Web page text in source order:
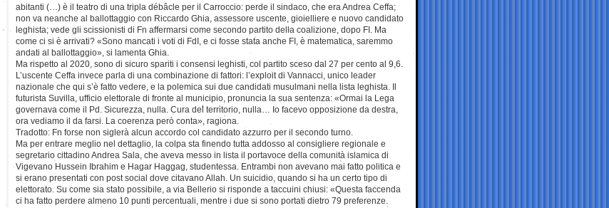
abitanti (…) è il teatro di una tripla débâcle per il Carroccio: perde il sindaco, che era Andrea Ceffa;
non va neanche al ballottaggio con Riccardo Ghia, assessore uscente, gioielliere e nuovo candidato
leghista; vede gli scissionisti di Fn affermarsi come secondo partito della coalizione, dopo FI. Ma
come ci si è arrivati? «Sono mancati i voti di FdI, e ci fosse stata anche FI, è matematica, saremmo
andati al ballottaggio», si lamenta Ghia.
Ma rispetto al 2020, sono di sicuro spariti i consensi leghisti, col partito sceso dal 27 per cento al 9,6.
L’uscente Ceffa invece parla di una combinazione di fattori: l’exploit di Vannacci, unico leader
nazionale che qui s’è fatto vedere, e la polemica sui due candidati musulmani nella lista leghista. Il
futurista Suvilla, ufficio elettorale di fronte al municipio, pronuncia la sua sentenza: «Ormai la Lega
governava come il Pd. Sicurezza, nulla. Cura del territorio, nulla… Io facevo opposizione da destra,
ora vediamo il da farsi. La coerenza però conta», ragiona.
Tradotto: Fn forse non siglerà alcun accordo col candidato azzurro per il secondo turno.
Ma per entrare meglio nel dettaglio, la colpa sta finendo tutta addosso al consigliere regionale e
segretario cittadino Andrea Sala, che aveva messo in lista il portavoce della comunità islamica di
Vigevano Hussein Ibrahim e Hagar Haggag, studentessa. Entrambi non avevano mai fatto politica e
si erano presentati con post social dove citavano Allah. Un suicidio, quando si ha un certo tipo di
elettorato. Su come sia stato possibile, a via Bellerio si risponde a taccuini chiusi: «Questa faccenda
ci ha fatto perdere almeno 10 punti percentuali, mentre i due si sono portati dietro 79 preferenze.